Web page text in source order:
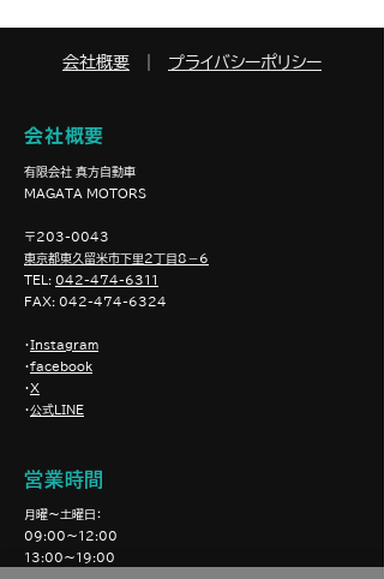
会社概要 プライバシーポリシー
会社概要
​有限会社 真方自動車
​MAGATA MOTORS
〒203-0043
東京都東久留米市下里2丁目8－6
TEL: 042-474-6311
FAX: 042-474-6324
・Instagram
・facebook
・X
・公式LINE
営業時間
月曜〜土曜日：
09:00〜12:00
13:00〜19:00